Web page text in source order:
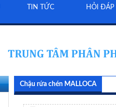
TIN TỨC HỎI ĐÁP
Chậu rứa chén MALLOCA